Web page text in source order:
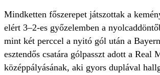
Mindketten főszerepet játszottak a
elért 3–2-es győzelemben a
mint két perccel a nyitó gól után a
esztendős csatára gólpasszt adott a Real
középpályásának, aki gyors duplával